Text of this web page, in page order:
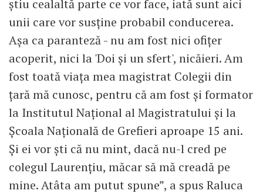
ştiu cealaltă parte ce vor face, iată sunt aici
unii care vor susţine probabil conducerea.
Aşa ca paranteză - nu am fost nici ofiţer
acoperit, nici la 'Doi şi un sfert', nicăieri. Am
fost toată viaţa mea magistrat Colegii din
ţară mă cunosc, pentru că am fost şi formator
la Institutul Naţional al Magistratului şi la
Şcoala Naţională de Grefieri aproape 15 ani.
Şi ei vor şti că nu mint, dacă nu-l cred pe
colegul Laurenţiu, măcar să mă creadă pe
mine. Atâta am putut spune”, a spus Raluca